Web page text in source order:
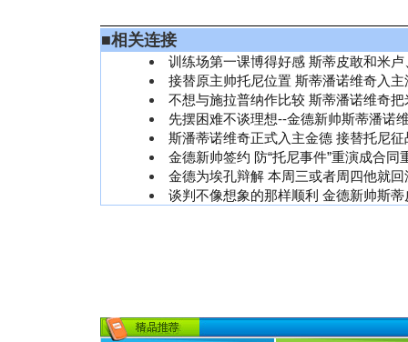
■相关连接
训练场第一课博得好感 斯蒂皮敢和米
接替原主帅托尼位置 斯蒂潘诺维奇入
不想与施拉普纳作比较 斯蒂潘诺维奇
先摆困难不谈理想--金德新帅斯蒂潘诺
斯潘蒂诺维奇正式入主金德 接替托尼
金德新帅签约 防“托尼事件”重演成合同
金德为埃孔辩解 本周三或者周四他就回
谈判不像想象的那样顺利 金德新帅斯